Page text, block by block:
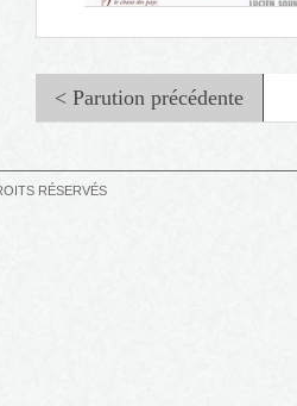
< Parution précédente
RÉSERVÉS